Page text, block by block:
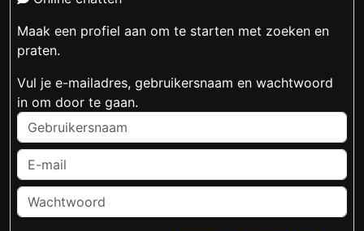
Maak een profiel aan om te starten met zoeken en
praten.
Vul je e-mailadres, gebruikersnaam en wachtwoord
in om door te gaan.